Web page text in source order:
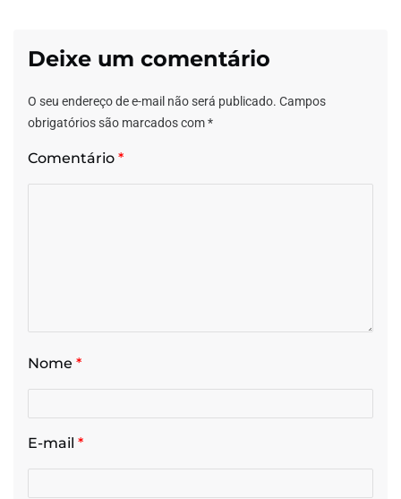
Deixe um comentário
O seu endereço de e-mail não será publicado. Campos
obrigatórios são marcados com*
Comentário *
Nome *
E-mail *